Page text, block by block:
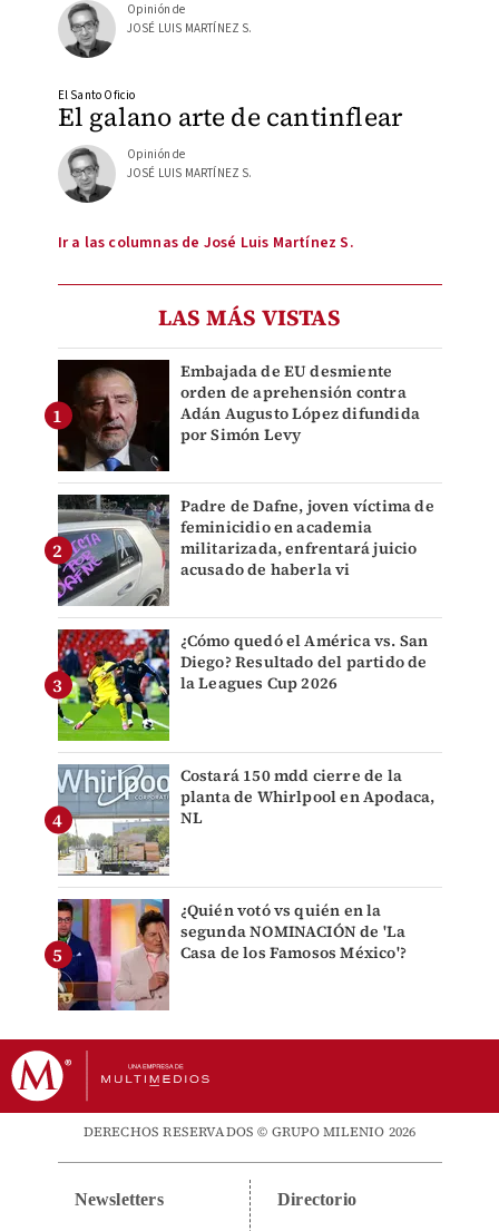
Opinión de
JOSÉ LUIS MARTÍNEZ S.
El galano arte de cantinflear
El Santo Oficio
Opinión de
JOSÉ LUIS MARTÍNEZ S.
Ir a las columnas de José Luis Martínez S.
LAS MÁS VISTAS
Embajada de EU desmiente
orden de aprehensión contra
Adán Augusto López difundida
por Simón Levy
Padre de Dafne, joven víctima de
feminicidio en academia
militarizada, enfrentará juicio
acusado de haberla vi
¿Cómo quedó el América vs. San
Diego? Resultado del partido de
la Leagues Cup 2026
Costará 150 mdd cierre de la
planta de Whirlpool en Apodaca,
NL
¿Quién votó vs quién en la
segunda NOMINACIÓN de 'La
Casa de los Famosos México'?
DERECHOS RESERVADOS © GRUPO MILENIO 2026
Newsletters Directorio